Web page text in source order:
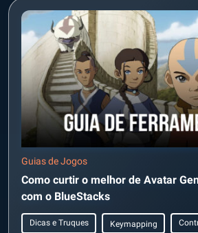
Guias de Jogos
Como curtir o melhor de Avatar
com o BlueStacks
Dicas e Truques Keymapping